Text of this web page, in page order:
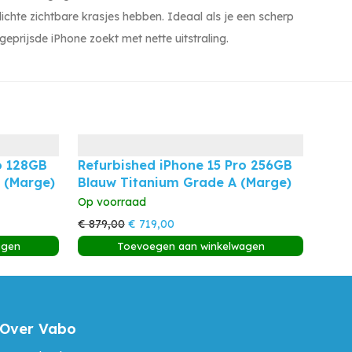
lichte zichtbare krasjes hebben. Ideaal als je een scherp
geprijsde iPhone zoekt met nette uitstraling.
128GB
Refurbished iPhone 15 Pro 256GB
Blauw Titanium Grade A (Marge)
Op voorraad
€879,00 Oorspronkelijke
prijs
€ 719,00
prijs
Toevoegen aan winkelwagen
Over Vabo